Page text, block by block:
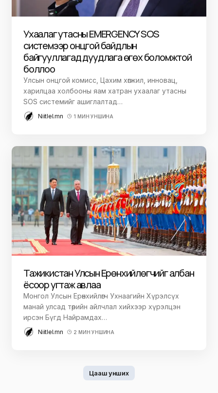
Ухаалаг утасны EMERGENCY SOS
системээр онцгой байдлын
байгууллагад дуудлага өгөх боломжтой
боллоо
Улсын онцгой комисс, Цахим хөгжил, инновац,
харилцаа холбооны яам хатран ухаалаг утасны
SOS системийг ашиглалтад…
Niitlel.mn 1 МИН УНШИНА
Тажикистан Улсын Ерөнхийлөгчийг албан
ёсоор угтаж авлаа
Монгол Улсын Ерөнхийлөгч Ухнаагийн Хүрэлсүх
манай улсад төрийн айлчлал хийхээр хүрэлцэн
ирсэн Бүгд Найрамдах…
Niitlel.mn 2 МИН УНШИНА
Цааш унших